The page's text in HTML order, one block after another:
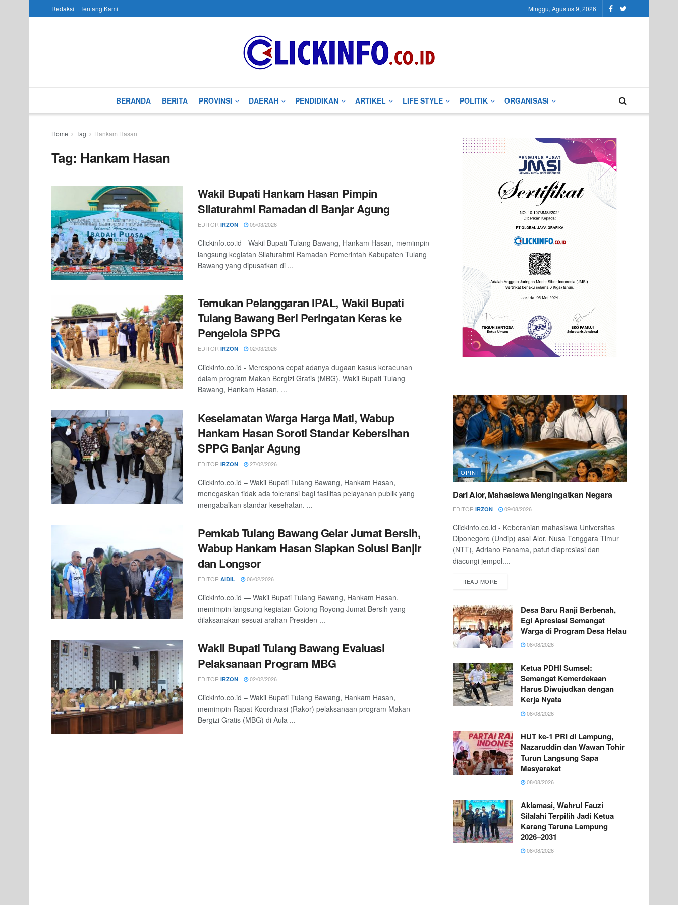
Redaksi Tentang Kami Minggu, Agustus 9, 2026
BERANDA BERITA PROVINSI DAERAH PENDIDIKAN ARTIKEL LIFE STYLE POLITIK ORGANISASI
Home Tag Hankam Hasan
Tag: Hankam Hasan
Wakil Bupati Hankam Hasan Pimpin
Silaturahmi Ramadan di Banjar Agung
EDITOR IRZON 05/03/2026
Clickinfo.co.id - Wakil Bupati Tulang Bawang, Hankam Hasan, memimpin
langsung kegiatan Silaturahmi Ramadan Pemerintah Kabupaten Tulang
Bawang yang dipusatkan di ...
Temukan Pelanggaran IPAL, Wakil Bupati
Tulang Bawang Beri Peringatan Keras ke
Pengelola SPPG
EDITOR IRZON 02/03/2026
Clickinfo.co.id - Merespons cepat adanya dugaan kasus keracunan
dalam program Makan Bergizi Gratis (MBG), Wakil Bupati Tulang
Bawang, Hankam Hasan, ...
Keselamatan Warga Harga Mati, Wabup
Hankam Hasan Soroti Standar Kebersihan
SPPG Banjar Agung
EDITOR IRZON 27/02/2026
Clickinfo.co.id – Wakil Bupati Tulang Bawang, Hankam Hasan,
menegaskan tidak ada toleransi bagi fasilitas pelayanan publik yang
mengabaikan standar kesehatan. ...
Pemkab Tulang Bawang Gelar Jumat Bersih,
Wabup Hankam Hasan Siapkan Solusi Banjir
dan Longsor
EDITOR AIDIL 06/02/2026
Clickinfo.co.id — Wakil Bupati Tulang Bawang, Hankam Hasan,
memimpin langsung kegiatan Gotong Royong Jumat Bersih yang
dilaksanakan sesuai arahan Presiden ...
Wakil Bupati Tulang Bawang Evaluasi
Pelaksanaan Program MBG
EDITOR IRZON 02/02/2026
Clickinfo.co.id – Wakil Bupati Tulang Bawang, Hankam Hasan,
memimpin Rapat Koordinasi (Rakor) pelaksanaan program Makan
Bergizi Gratis (MBG) di Aula ...
OPINI
Dari Alor, Mahasiswa Mengingatkan Negara
EDITOR IRZON 09/08/2026
Clickinfo.co.id - Keberanian mahasiswa Universitas
Diponegoro (Undip) asal Alor, Nusa Tenggara Timur
(NTT), Adriano Panama, patut diapresiasi dan
diacungi jempol....
READ MORE
Desa Baru Ranji Berbenah,
Egi Apresiasi Semangat
Warga di Program Desa Helau
08/08/2026
Ketua PDHI Sumsel:
Semangat Kemerdekaan
Harus Diwujudkan dengan
Kerja Nyata
08/08/2026
HUT ke-1 PRI di Lampung,
Nazaruddin dan Wawan Tohir
Turun Langsung Sapa
Masyarakat
08/08/2026
Aklamasi, Wahrul Fauzi
Silalahi Terpilih Jadi Ketua
Karang Taruna Lampung
2026–2031
08/08/2026